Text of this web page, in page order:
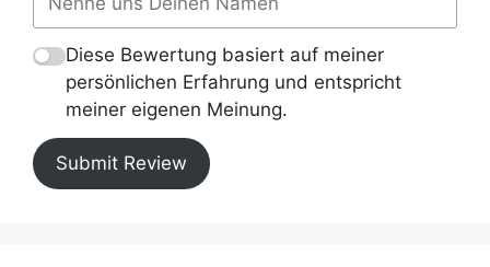
Diese Bewertung basiert auf meiner
persönlichen Erfahrung und entspricht
meiner eigenen Meinung.
Submit Review